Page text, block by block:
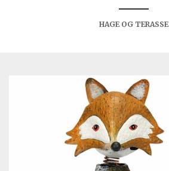
HAGE OG TERASSE